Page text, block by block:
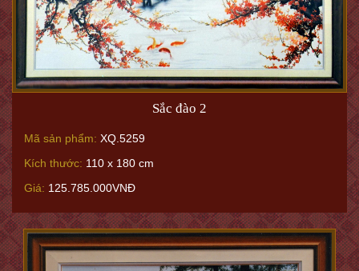
Sắc đào 2
Mã sản phẩm: XQ.5259
Kích thước: 110 x 180 cm
Giá: 125.785.000VNĐ